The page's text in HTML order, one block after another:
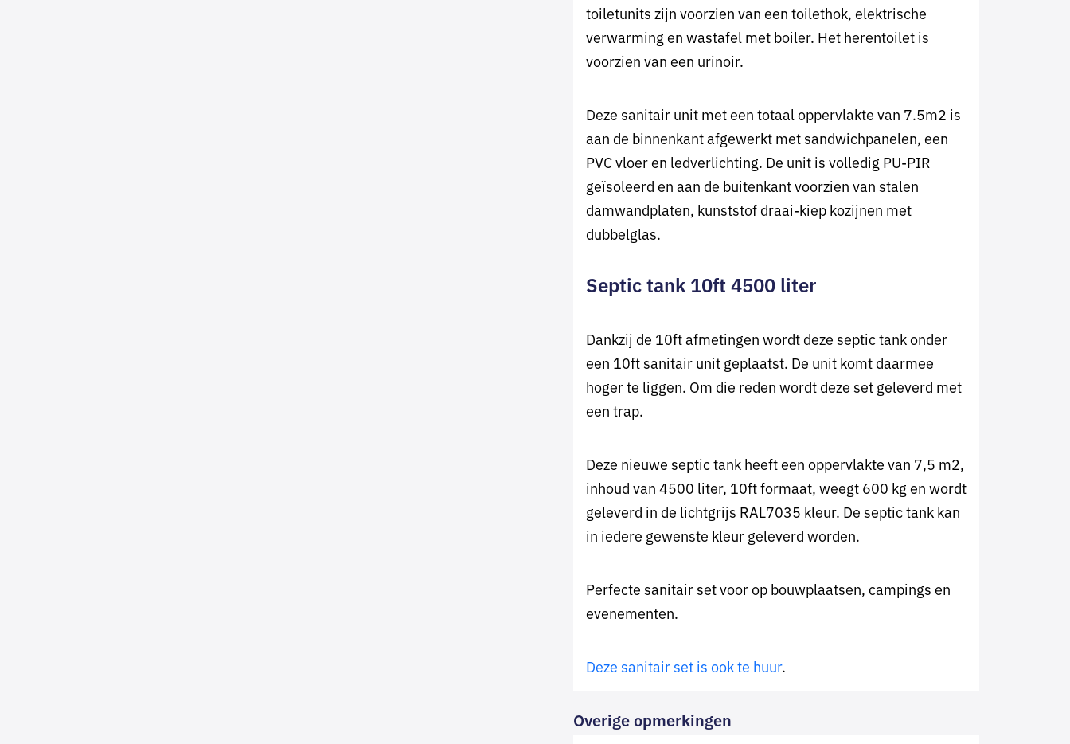
toiletunits zijn voorzien van een toilethok, elektrische
verwarming en wastafel met boiler. Het herentoilet is
voorzien van een urinoir.
Deze sanitair unit met een totaal oppervlakte van 7.5m2 is
aan de binnenkant afgewerkt met sandwichpanelen, een
PVC vloer en ledverlichting. De unit is volledig PU-PIR
geïsoleerd en aan de buitenkant voorzien van stalen
damwandplaten, kunststof draai-kiep kozijnen met
dubbelglas.
Septic tank 10ft 4500 liter
Dankzij de 10ft afmetingen wordt deze septic tank onder
een 10ft sanitair unit geplaatst. De unit komt daarmee
hoger te liggen. Om die reden wordt deze set geleverd met
een trap.
Deze nieuwe septic tank heeft een oppervlakte van 7,5 m2,
inhoud van 4500 liter, 10ft formaat, weegt 600 kg en wordt
geleverd in de lichtgrijs RAL7035 kleur. De septic tank kan
in iedere gewenste kleur geleverd worden.
Perfecte sanitair set voor op bouwplaatsen, campings en
evenementen.
Deze sanitair set is ook te huur.
Overige opmerkingen